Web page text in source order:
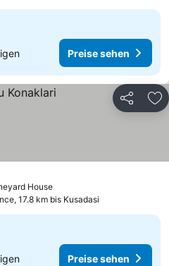
Preise sehen
Teilen
HousePreise sehen
17.8 km bis Kusadasi
Preise sehen